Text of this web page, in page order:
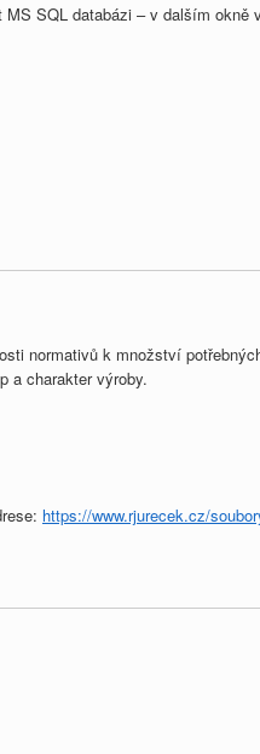
SQL databázi – v dalším okně
normativů k množství
a charakter výroby.
https://www.rjurecek.cz/